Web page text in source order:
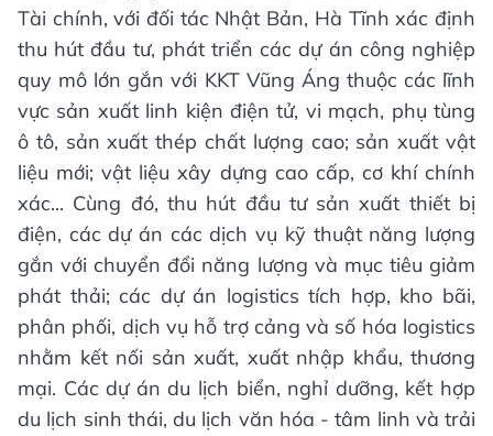
Tài chính, với đối tác Nhật Bản, Hà Tĩnh xác định
thu hút đầu tư, phát triển các dự án công nghiệp
quy mô lớn gắn với KKT Vũng Áng thuộc các lĩnh
vực sản xuất linh kiện điện tử, vi mạch, phụ tùng
ô tô, sản xuất thép chất lượng cao; sản xuất vật
liệu mới; vật liệu xây dựng cao cấp, cơ khí chính
xác... Cùng đó, thu hút đầu tư sản xuất thiết bị
điện, các dự án các dịch vụ kỹ thuật năng lượng
gắn với chuyển đổi năng lượng và mục tiêu giảm
phát thải; các dự án logistics tích hợp, kho bãi,
phân phối, dịch vụ hỗ trợ cảng và số hóa logistics
nhằm kết nối sản xuất, xuất nhập khẩu, thương
mại. Các dự án du lịch biển, nghỉ dưỡng, kết hợp
du lịch sinh thái, du lịch văn hóa - tâm linh và trải